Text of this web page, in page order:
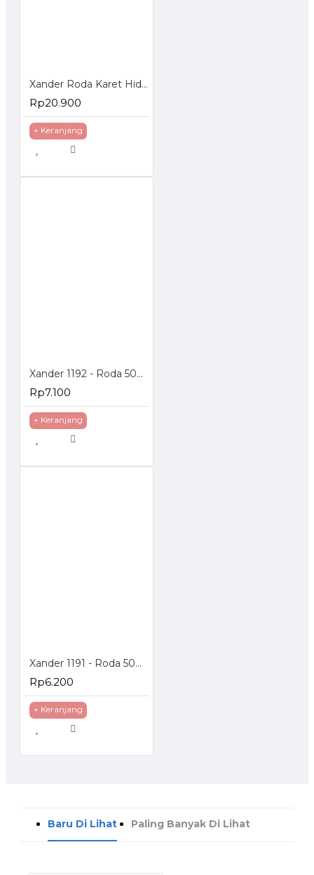
Xander Roda Karet Hidup Rem 3 inch - Roda Troli Trolley Trolly
Rp20.900
+ Keranjang
Xander 1192 - Roda 50mm Hidup Rem - Poliurethane - 2 inch
Rp7.100
+ Keranjang
Xander 1191 - Roda 50mm Hidup - Poliurethane - 2 inch
Rp6.200
+ Keranjang
Baru Di Lihat Paling Banyak Di Lihat